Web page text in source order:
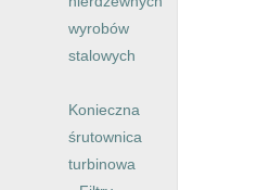
wyrobów
stalowych
Konieczna
śrutownica
turbinowa